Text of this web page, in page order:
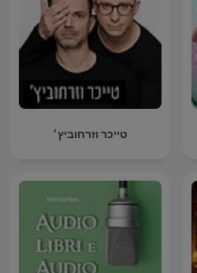
טייכר וזרחוביץ׳